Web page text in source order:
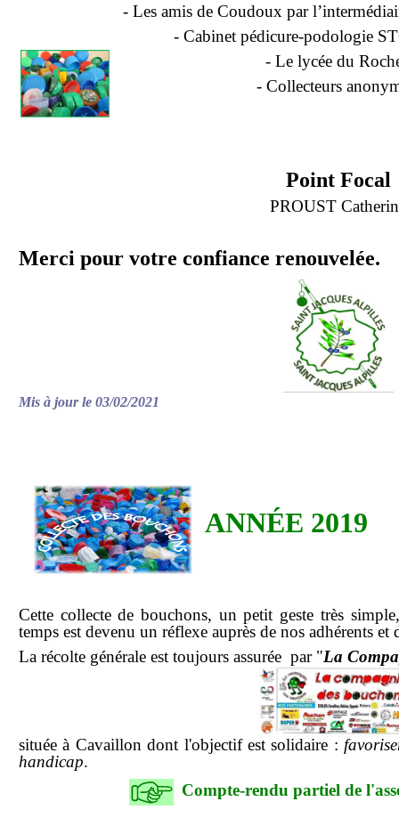
- Les amis de Coudoux par
- Cabinet pédicure-podologie
- Le lycée du
- Collecteurs
Point Focal
PROUST
Merci pour votre confiance renouvelée.
Mis à jour le 03/02/2021
ANNÉE 2019
Cette collecte de bouchons, un petit geste très
temps est devenu un réflexe auprès de nos adhérents et
La récolte générale est toujours assurée par "La
située à Cavaillon dont l'objectif est solidaire :
handicap.
Compte-rendu partiel de